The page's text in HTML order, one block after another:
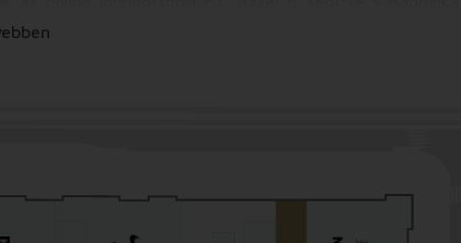
ezért az üzletben személyre szabott tanácsadással